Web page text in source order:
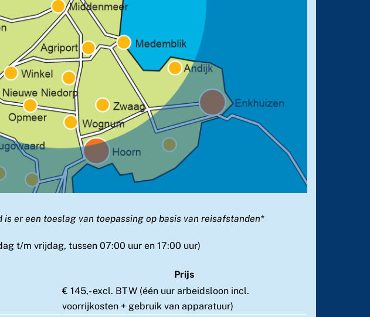
er een toeslag van toepassing op basis van reisafstanden*
t/m vrijdag, tussen 07:00 uur en 17:00 uur)
Prijs
€ 145,- excl. BTW (één uur arbeidsloon incl.
voorrijkosten + gebruik van apparatuur)